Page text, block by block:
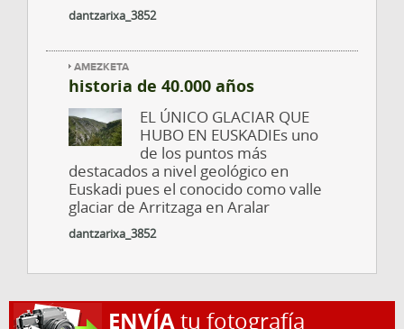
dantzarixa_3852
AMEZKETA
historia de 40.000 años
EL ÚNICO GLACIAR QUE
HUBO EN EUSKADIEs uno
de los puntos más
destacados a nivel geológico en
Euskadi pues el conocido como valle
glaciar de Arritzaga en Aralar
dantzarixa_3852
ENVÍAtu fotografía